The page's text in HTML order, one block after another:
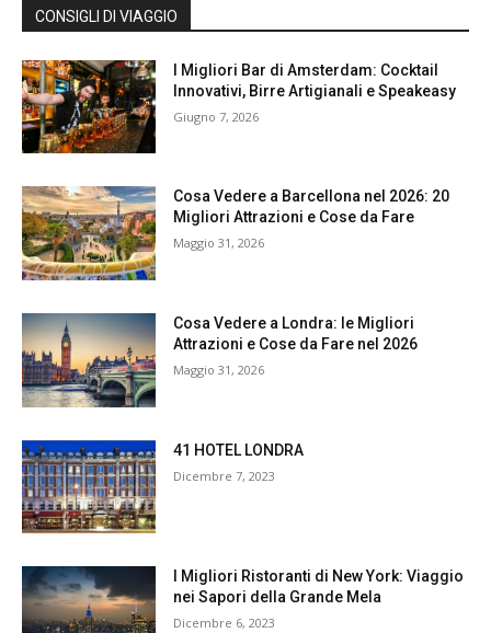
CONSIGLI DI VIAGGIO
I Migliori Bar di Amsterdam: Cocktail
Innovativi, Birre Artigianali e Speakeasy
Giugno 7, 2026
Cosa Vedere a Barcellona nel 2026: 20
Migliori Attrazioni e Cose da Fare
Maggio 31, 2026
Cosa Vedere a Londra: le Migliori
Attrazioni e Cose da Fare nel 2026
Maggio 31, 2026
41 HOTEL LONDRA
Dicembre 7, 2023
I Migliori Ristoranti di New York: Viaggio
nei Sapori della Grande Mela
Dicembre 6, 2023